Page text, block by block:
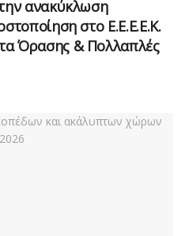
ανακύκλωση
στο Ε.Ε.Ε.Ε.Κ.
Όρασης & Πολλαπλές